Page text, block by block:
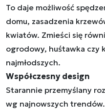
To daje możliwość
domu, zasadzenia
kwiatów. Zmieści się
ogrodowy, huśtawka czy
najmłodszych.
Współczesny design
Starannie przemyślany
wg najnowszych